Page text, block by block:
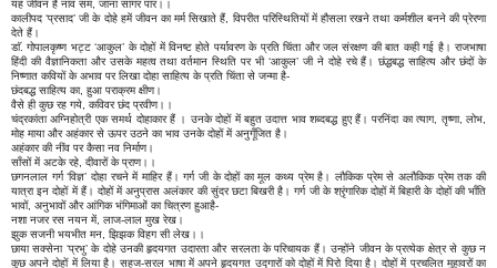
यह जीवन है नाव सम, जाना सागर पार।।
कालीपद ‘प्रसाद’ जी के दोहे हमें जीवन का मर्म सिखाते हैं, विपरीत परिस्थितियों में हौसला रखने तथा कर्मशील बनने की प्रेरणा
देते हैं।
डाॅ. गोपालकृष्ण भट्ट ‘आकुल’ के दोहों में विनष्ट होते पर्यावरण के प्रति चिंता और जल संरक्षण की बात कही गई है। राजभाषा
हिंदी की वैज्ञानिकता और उसके महत्व तथा वर्तमान स्थिति पर भी ‘आकुल’ जी ने दोहे रचे हैं। छंद्धबद्ध साहित्य और छंदों के
निष्णात कवियों के अभाव पर लिखा दोहा साहित्य के प्रति चिंता से जन्मा है-
छंदबद्ध साहित्य का, हुआ पराक्रम क्षीण।
वैसे ही कुछ रह गये, कविवर छंद प्रवीण।।
चंद्रकांता अग्निहोत्री एक समर्थ दोहाकार हैं । उनके दोहों में बहुत उदात्त भाव शब्दबद्ध हुए हैं। परनिंदा का त्याग, तृष्णा, लोभ,
मोह माया और अहंकार से ऊपर उठने का भाव उनके दोहों में अनुगूँजित है।
अहंकार की नींव पर कैसा नव निर्माण।
साँसों में अटके रहे, दीवारों के प्राण।।
छगनलाल गर्ग ‘विज्ञ’ दोहा रचने में माहिर हैं। गर्ग जी के दोहों का मूल कथ्य प्रेम है। लौकिक प्रेम से अलौकिक प्रेम तक की
यात्रा इन दोहों में हैं। दोहों में अनुप्रास अलंकार की सुंदर छटा बिखरी है। गर्ग जी के श्रृंगारिक दोहों में बिहारी के दोहों की भाँति
भावों, अनुभावों और आंगिक भंगिमाओं का चित्रण हुआहै-
नशा नजर रस नयन में, लाज-लाल मुख रेख।
झुक सजनी भयभीत मन, झिझक विहग सी लेख।।
छाया सक्सेना ‘प्रभु’ के दोहे उनकी हृदयगत उदारता और सरलता के परिचायक हैं। उन्होंने जीवन के प्रत्येक क्षेत्र से कुछ न
कुछ अपने दोहों में लिया है। सहज-सरल भाषा में अपने हृदयगत उद्गारों को दोहों में पिरो दिया है। दोहों में प्रचलित मुहावरों का